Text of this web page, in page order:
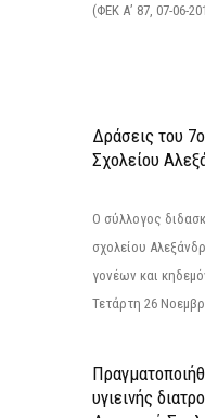
(ΦΕΚ Α’ 87, 07-06-
Δράσεις του
Σχολείου
Ο σύλλογος
σχολείου
γονέων και
Τετάρτη 26
υγιεινής